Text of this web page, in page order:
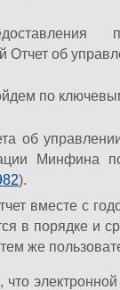
Отчет об
по
об
Минфина
).
вместе с
в порядке и
же
что